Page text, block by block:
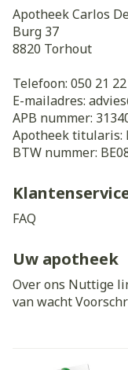
Apotheek Carlos
Burg 37
8820 Torhout
Telefoon: 050 21
E-mailadres:
APB nummer:
Apotheek titularis:
BTW nummer:
FAQ
Uw apotheek
Over ons Nuttige
van wacht